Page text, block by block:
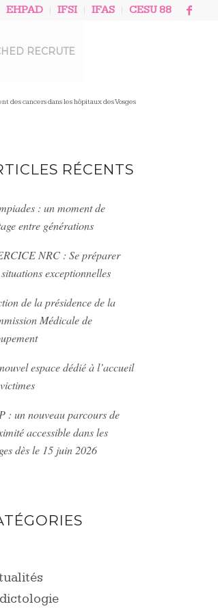
EHPAD IFSI IFAS CESU 88
RECRUTE
des cancers dans les hôpitaux des Vosges
RÉCENTS
: un moment de
entre générations
NRC : Se préparer
exceptionnelles
de la présidence de la
Médicale de
espace dédié à l’accueil
: un nouveau parcours de
accessible dans les
dès le 15 juin 2026